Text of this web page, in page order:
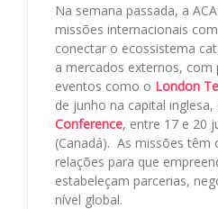
Na semana passada, a
missões internacionais
conectar o ecossistema
a mercados externos, com
eventos como o London
de junho na capital inglesa,
Conference, entre 17 e 20
(Canadá). As missões têm
relações para que
estabeleçam parcerias,
nível global.